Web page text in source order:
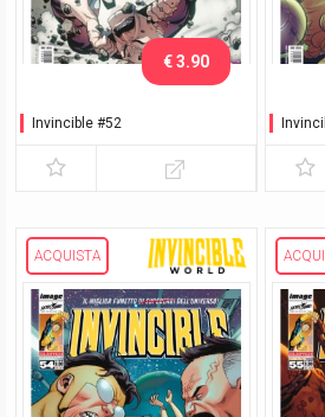
Invincible #52
€ 3.90
ACQUISTA